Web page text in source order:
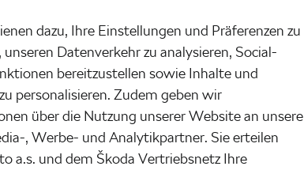
dazu, Ihre Einstellungen und Präferenzen zu
unseren Datenverkehr zu analysieren, Social-
bereitzustellen sowie Inhalte und
personalisieren. Zudem geben wir
über die Nutzung unserer Website an unsere
, Werbe- und Analytikpartner. Sie erteilen
a.s. und dem Škoda Vertriebsnetz Ihre